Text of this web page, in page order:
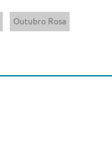
Outubro Rosa